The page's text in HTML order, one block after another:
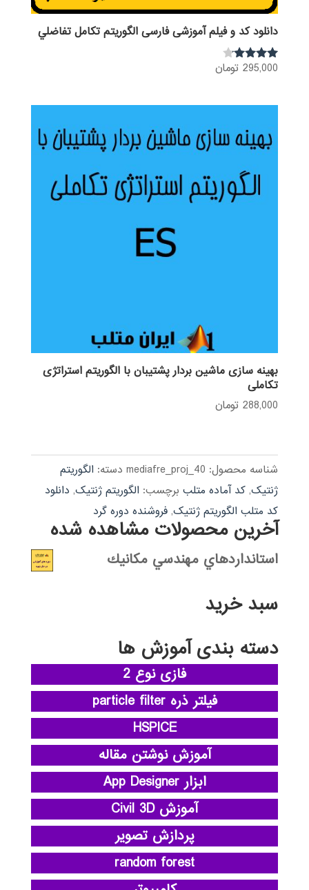
دانلود کد و فیلم آموزشی فارسی الگوریتم تكامل تفاضلي
نمره
295,000 تومان
بهینه سازی ماشین بردار پشتیبان با الگوریتم استراتژی
تکاملی
288,000 تومان
شناسه محصول: mediafre_proj_40 دسته: الگوریتم
ژنتیک, کد آماده متلب برچسب: الگوریتم ژنتیک, دانلود
کد متلب الگوریتم ژنتیک, فروشنده دوره گرد
آخرین محصولات مشاهده شده
استانداردهاي مهندسي مكانيك
سبد خرید
دسته بندی آموزش ها
فازی نوع 2
فیلتر ذره particle filter
HSPICE
آموزش نوشتن مقاله
ابزار App Designer
آموزش Civil 3D
پردازش تصویر
random forest